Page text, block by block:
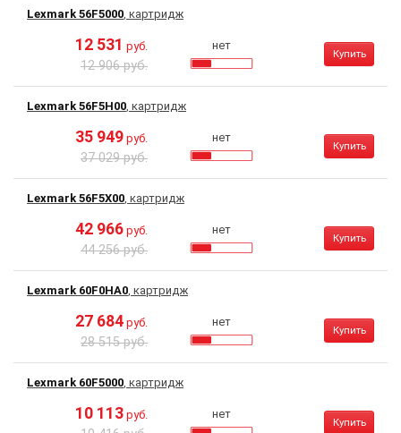
Lexmark 56F5000, картридж
12 531 руб.
12 906 руб.
нет
Купить
Lexmark 56F5H00, картридж
35 949 руб.
37 029 руб.
нет
Купить
Lexmark 56F5X00, картридж
42 966 руб.
44 256 руб.
нет
Купить
Lexmark 60F0HA0, картридж
27 684 руб.
28 515 руб.
нет
Купить
Lexmark 60F5000, картридж
10 113 руб. нет
Купить